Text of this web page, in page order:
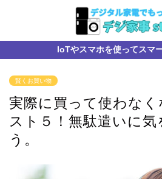
IoTやスマホを使ってスマ
賢くお買い物
実際に買って使わな
スト５！無駄遣いに気
う。